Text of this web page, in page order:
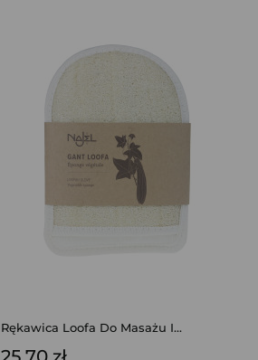
Rękawica Loofa Do Masażu I...